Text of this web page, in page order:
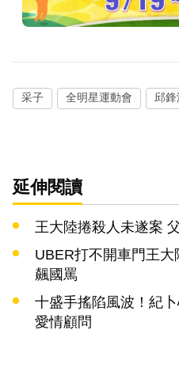
采子 全明星運動會 邱鋒
延伸閱讀
王大陸捲殺人未遂案
UBER打不開車門王
飆國罵
十盛手搖陷風波！紀
愛情顧問